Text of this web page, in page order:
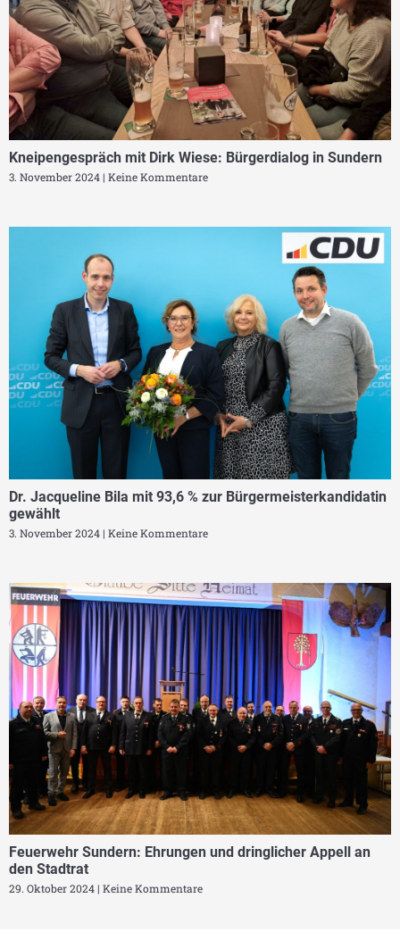
Kneipengespräch mit Dirk Wiese: Bürgerdialog in Sundern
3. November 2024 Keine Kommentare
Dr. Jacqueline Bila mit 93,6 % zur Bürgermeisterkandidatin
gewählt
3. November 2024 Keine Kommentare
Feuerwehr Sundern: Ehrungen und dringlicher Appell an
den Stadtrat
29. Oktober 2024 Keine Kommentare